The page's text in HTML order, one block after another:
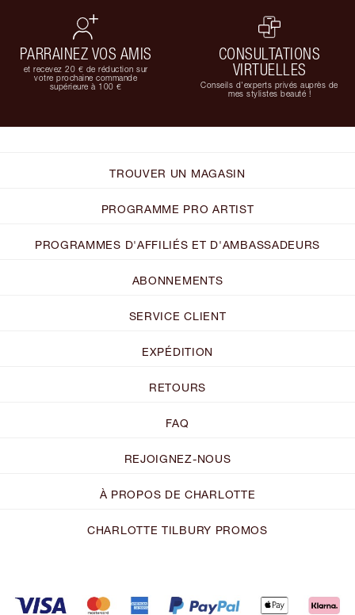
PARRAINEZ VOS AMIS
et recevez 20 € de réduction sur
votre prochaine commande
supérieure à 100 €
CONSULTATIONS
VIRTUELLES
Conseils d'experts privés auprès de
mes stylistes beauté !
TROUVER UN MAGASIN
PROGRAMME PRO ARTIST
PROGRAMMES D'AFFILIÉS ET D'AMBASSADEURS
ABONNEMENTS
SERVICE CLIENT
EXPÉDITION
RETOURS
FAQ
REJOIGNEZ-NOUS
À PROPOS DE CHARLOTTE
CHARLOTTE TILBURY PROMOS